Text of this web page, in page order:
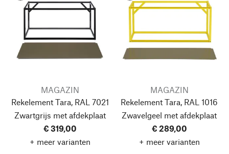
MAGAZIN
Rekelement Tara, RAL 7021
Zwartgrijs met afdekplaat
€ 319,00
+ meer varianten
MAGAZIN
Rekelement Tara, RAL 1016
Zwavelgeel met afdekplaat
€ 289,00
+ meer varianten